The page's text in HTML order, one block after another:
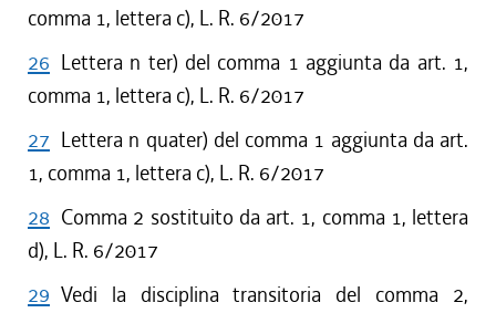
comma 1, lettera c), L. R. 6/2017
26 Lettera n ter) del comma 1 aggiunta da art. 1,
comma 1, lettera c), L. R. 6/2017
27 Lettera n quater) del comma 1 aggiunta da art.
1, comma 1, lettera c), L. R. 6/2017
28 Comma 2 sostituito da art. 1, comma 1, lettera
d), L. R. 6/2017
29 Vedi la disciplina transitoria del comma 2,